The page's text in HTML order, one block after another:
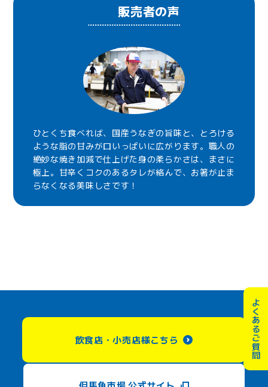
よくあるご質問
販売者の声
ひとくち食べれば、国産うなぎの旨味と、とろける
ような脂の甘みが口いっぱいに広がります。職人の
絶妙な焼き加減で仕上げた身の柔らかさは、まさに
極上。甘辛くコクのあるタレが絡んで、お箸が止ま
らなくなる美味しさです！
飲食店・小売店様こちら